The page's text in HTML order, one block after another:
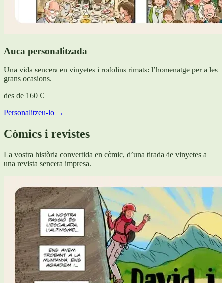
Auca personalitzada
Una vida sencera en vinyetes i rodolins rimats: l’homenatge per a les
grans ocasions.
des de 160 €
Personalitzeu-lo →
Còmics i revistes
La vostra història convertida en còmic, d’una tirada de vinyetes a
una revista sencera impresa.